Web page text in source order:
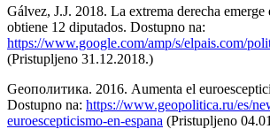
Gálvez, J.J. 2018. La extrema derecha
obtiene 12 diputados. Dostupno na:
https://www.google.com/amp/s/elpais.com/
(Pristupljeno 31.12.2018.)
Gеополитика. 2016. Aumenta el
Dostupno na: https://www.geopolitica.ru/es/
euroescepticismo-en-espana (Pristupljeno